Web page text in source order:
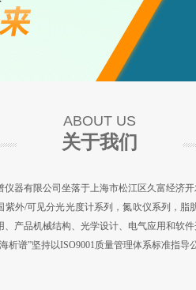
双光束紫外可见分光光度计
ABOUT US
关于我们
仪器有限公司坐落于上海市松江区久富经济
紫外/可见分光光度计系列，氮吹仪系列，
、产品机械结构、光学设计、电气应用和软
析谱”坚持以ISO9001质量管理体系标准指导